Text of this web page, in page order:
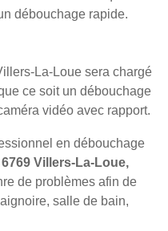
débouchage rapide.
La-Loue sera chargé
ce soit un débouchage
vidéo avec rapport.
en débouchage
6769 Villers-La-Loue,
de problèmes afin de
salle de bain,